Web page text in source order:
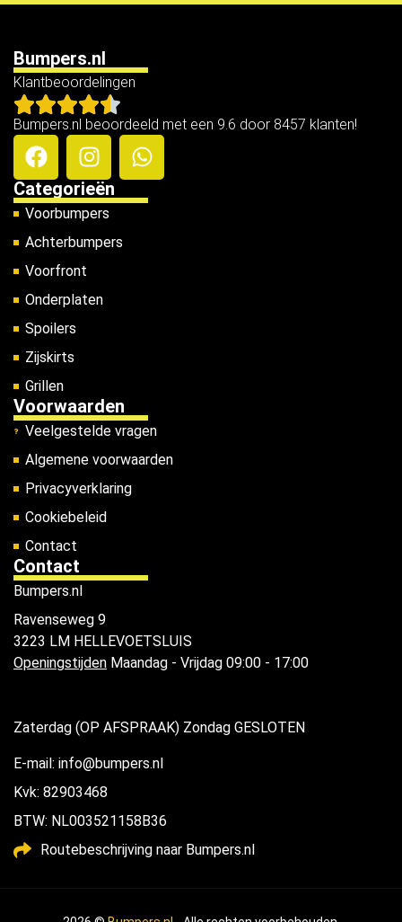
Bumpers.nl
Klantbeoordelingen
Bumpers.nl beoordeeld met een 9.6 door 8457 klanten!
Categorieën
Voorbumpers
Achterbumpers
Voorfront
Onderplaten
Spoilers
Zijskirts
Grillen
Voorwaarden
Veelgestelde vragen
Algemene voorwaarden
Privacyverklaring
Cookiebeleid
Contact
Contact
Bumpers.nl
Ravenseweg 9
3223 LM HELLEVOETSLUIS
Openingstijden Maandag - Vrijdag 09:00 - 17:00
Zaterdag (OP AFSPRAAK) Zondag GESLOTEN
E-mail: info@bumpers.nl
Kvk: 82903468
BTW: NL003521158B36
Routebeschrijving naar Bumpers.nl